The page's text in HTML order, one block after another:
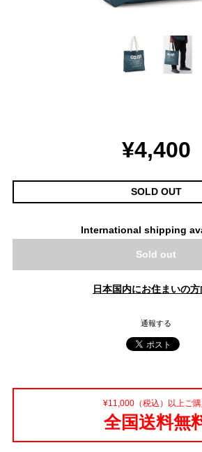
¥4,400
SOLD OUT
International shipping
Sold out
日本国内にお住まいの
通報する
¥11,000（税込）以上ご購
全国送料無